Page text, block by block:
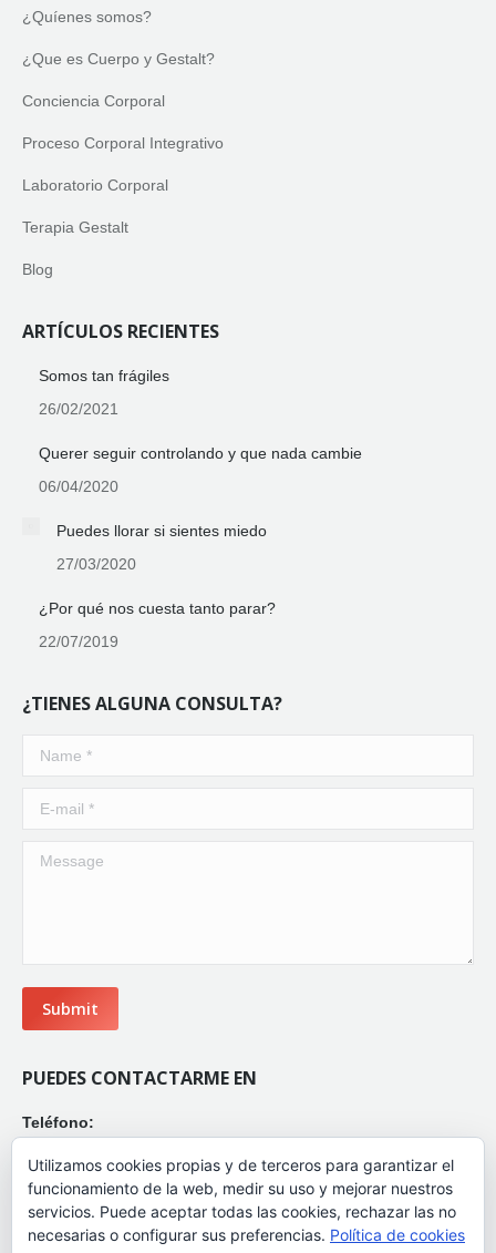
¿Quíenes somos?
¿Que es Cuerpo y Gestalt?
Conciencia Corporal
Proceso Corporal Integrativo
Laboratorio Corporal
Terapia Gestalt
Blog
ARTÍCULOS RECIENTES
Somos tan frágiles
26/02/2021
Querer seguir controlando y que nada cambie
06/04/2020
Puedes llorar si sientes miedo
27/03/2020
¿Por qué nos cuesta tanto parar?
22/07/2019
¿TIENES ALGUNA CONSULTA?
Name *
E-mail *
Message
Submit
PUEDES CONTACTARME EN
Teléfono:
Correo:
esther@cuerpoygestalt.com
Redes Sociales
Utilizamos cookies propias y de terceros para garantizar el
funcionamiento de la web, medir su uso y mejorar nuestros
servicios. Puede aceptar todas las cookies, rechazar las no
necesarias o configurar sus preferencias. Política de cookies